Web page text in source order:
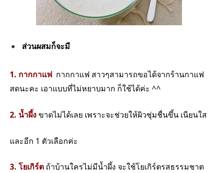
ส่วนผสมก็จะมี
1. กากกาแฟ กากกาแฟ สาวๆสามารถขอได้จากร้านกาแฟ
สดนะคะ เอาแบบที่ไม่หยาบมาก ก็ใช้ได้ค่ะ ^^
2. น้ำผึ้งขาดไม่ได้เลย เพราะจะช่วยให้ผิวชุ่มชื่นขึ้น เนียนใส
และอีก 1 ตัวเลือกค่ะ
3. โยเกิร์ต ถ้าบ้านใครไม่มีน้ำผึ้ง จะใช้โยเกิร์ตรสธรรมชาต